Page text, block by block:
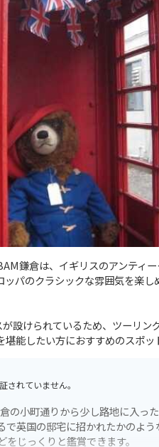
鎌倉は、イギリスのアンティ
パのクラシックな雰囲気を楽
設けられているため、ツーリ
能したい方におすすめのスポッ
れていません。
小町通りから少し路地に入っ
英国の邸宅に招かれたかのよ
じっくりと鑑賞できます。